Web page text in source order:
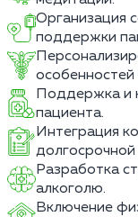
Организация
поддержки
Поддержка и
пациента.
Интеграция
долгосрочной
Разработка
алкоголю.
Включение